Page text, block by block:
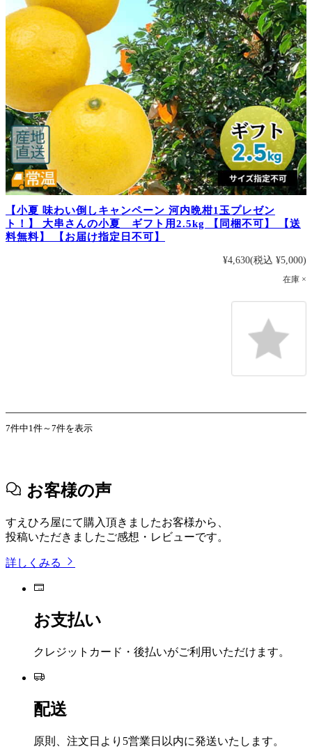
【小夏 味わい倒しキャンペーン 河内晩柑1玉プレゼン
ト！】 大串さんの小夏 ギフト用2.5kg 【同梱不可】 【送
料無料】 【お届け指定日不可】
¥4,630(税込 ¥5,000)
在庫 ×
7件中1件～7件を表示
お客様の声
すえひろ屋にて購入頂きましたお客様から、
投稿いただきましたご感想・レビューです。
詳しくみる
お支払い
クレジットカード・後払いがご利用いただけます。
配送
原則、注文日より5営業日以内に発送いたします。